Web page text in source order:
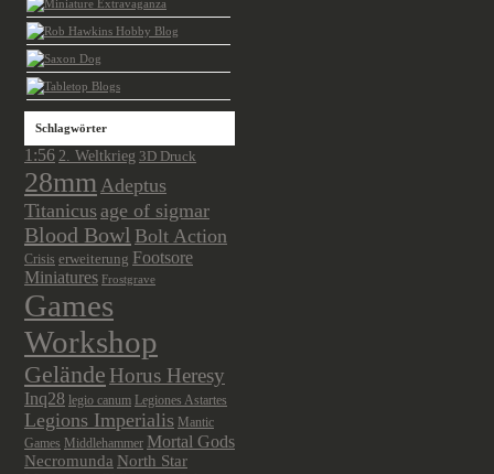
Schlagwörter
1:56 2. Weltkrieg 3D Druck
28mmAdeptus
Titanicusage of sigmar
Blood Bowl Bolt Action
Crisis erweiterung Footsore
Miniatures Frostgrave
Games
Workshop
Gelände Horus Heresy
Inq28 legio canum Legiones Astartes
Legions Imperialis Mantic
Games Middlehammer Mortal Gods
Necromunda North Star